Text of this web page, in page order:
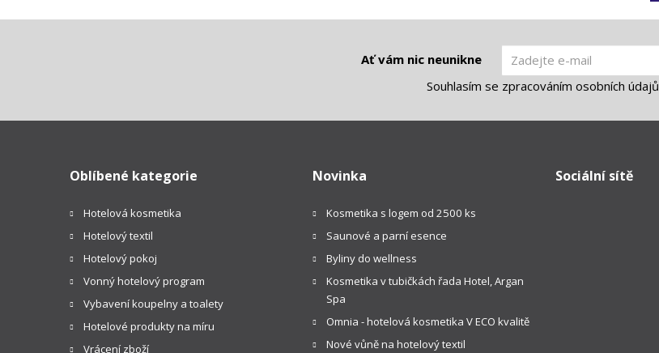
Ať vám nic neunikne
Souhlasím se zpracováním osobních údajů
Oblíbené kategorie
Hotelová kosmetika
Hotelový textil
Hotelový pokoj
Vonný hotelový program
Vybavení koupelny a toalety
Hotelové produkty na míru
Vrácení zboží
Novinka
Kosmetika s logem od 2500 ks
Saunové a parní esence
Byliny do wellness
Kosmetika v tubičkách řada Hotel, Argan
Spa
Omnia - hotelová kosmetika V ECO kvalitě
Nové vůně na hotelový textil
Sociální sítě